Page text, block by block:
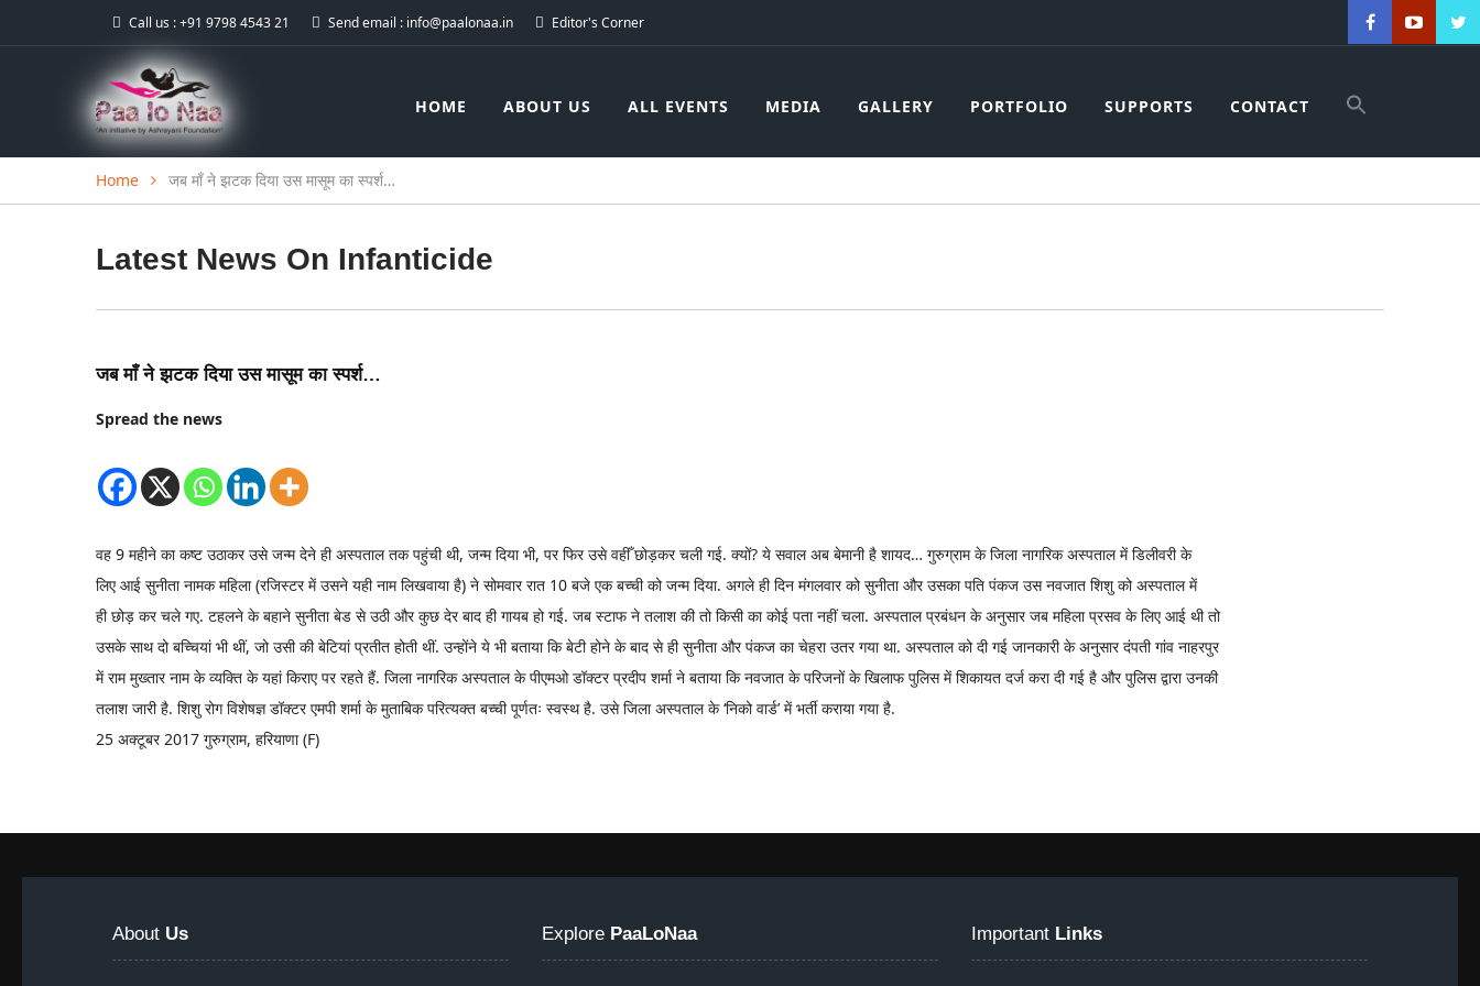
Call us :+91 9798 4543 21 Send email : info@paalonaa.in Editor's Corner
HOME ABOUT US ALL EVENTS MEDIA GALLERY PORTFOLIO SUPPORTS CONTACT
Home जब माँ ने झटक दिया उस मासूम का स्पर्श…
Latest News On Infanticide
जब माँ ने झटक दिया उस मासूम का स्पर्श…
Spread the news
वह 9 महीने का कष्ट उठाकर उसे जन्म देने ही अस्पताल तक पहुंची थी, जन्म दिया भी, पर फिर उसे वहीँ छोड़कर चली गई. क्यों? ये सवाल अब बेमानी है शायद… गुरुग्राम के जिला नागरिक अस्पताल में डिलीवरी के
लिए आई सुनीता नामक महिला (रजिस्टर में उसने यही नाम लिखवाया है) ने सोमवार रात 10 बजे एक बच्ची को जन्म दिया. अगले ही दिन मंगलवार को सुनीता और उसका पति पंकज उस नवजात शिशु को अस्पताल में
ही छोड़ कर चले गए. टहलने के बहाने सुनीता बेड से उठी और कुछ देर बाद ही गायब हो गई. जब स्टाफ ने तलाश की तो किसी का कोई पता नहीं चला. अस्पताल प्रबंधन के अनुसार जब महिला प्रसव के लिए आई थी तो
उसके साथ दो बच्चियां भी थीं, जो उसी की बेटियां प्रतीत होती थीं. उन्होंने ये भी बताया कि बेटी होने के बाद से ही सुनीता और पंकज का चेहरा उतर गया था. अस्पताल को दी गई जानकारी के अनुसार दंपती गांव नाहरपुर
में राम मुख्तार नाम के व्यक्ति के यहां किराए पर रहते हैं. जिला नागरिक अस्पताल के पीएमओ डॉक्टर प्रदीप शर्मा ने बताया कि नवजात के परिजनों के खिलाफ पुलिस में शिकायत दर्ज करा दी गई है और पुलिस द्वारा उनकी
तलाश जारी है. शिशु रोग विशेषज्ञ डॉक्टर एमपी शर्मा के मुताबिक परित्यक्त बच्ची पूर्णतः स्वस्थ है. उसे जिला अस्पताल के ‘निको वार्ड’ में भर्ती कराया गया है.
25 अक्टूबर 2017 गुरुग्राम, हरियाणा (F)
About Us Explore PaaLoNaa Important Links